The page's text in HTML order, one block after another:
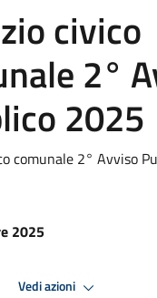
civico
2°
2025
comunale 2° Avviso
2025
Vedi azioni